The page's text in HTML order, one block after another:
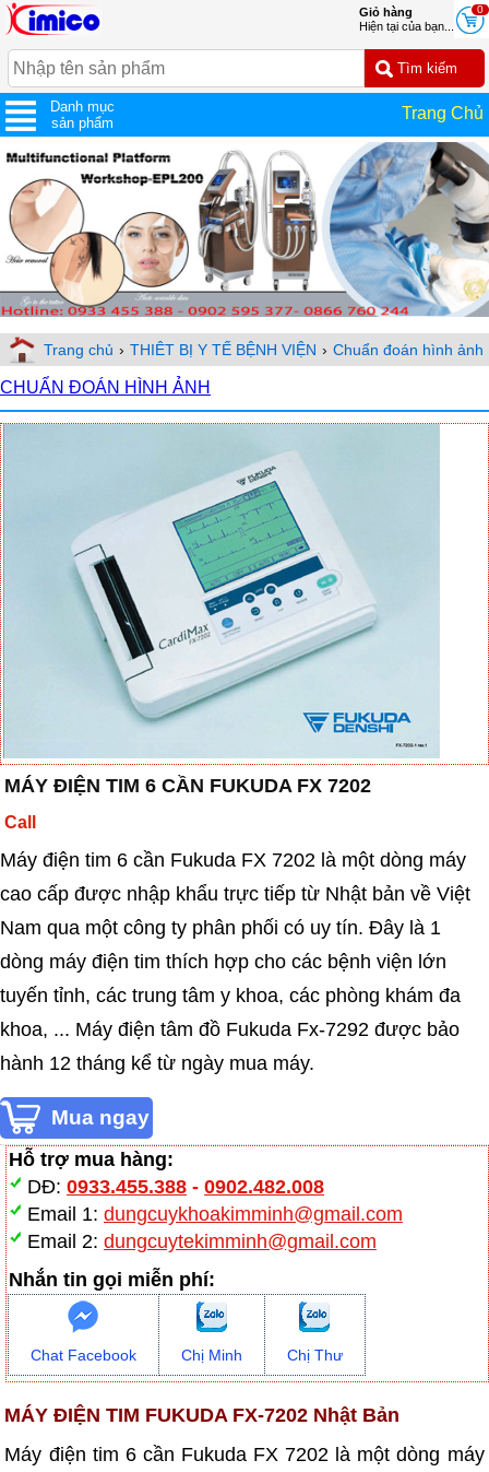
0
Giỏ hàng
Hiện tại của bạn...
Danh mục
sản phẩm
Trang Chủ
Trang chủ › THIÊT BỊ Y TẾ BỆNH VIỆN › Chuẩn đoán hình ảnh
CHUẨN ĐOÁN HÌNH ẢNH
MÁY ĐIỆN TIM 6 CẦN FUKUDA FX 7202
Call
Máy điện tim 6 cần Fukuda FX 7202 là một dòng máy
cao cấp được nhập khẩu trực tiếp từ Nhật bản về Việt
Nam qua một công ty phân phối có uy tín. Đây là 1
dòng máy điện tim thích hợp cho các bệnh viện lớn
tuyến tỉnh, các trung tâm y khoa, các phòng khám đa
khoa, ... Máy điện tâm đồ Fukuda Fx-7292 được bảo
hành 12 tháng kể từ ngày mua máy.
Hỗ trợ mua hàng:
DĐ: 0933.455.388- 0902.482.008
Email 1: dungcuykhoakimminh@gmail.com
Email 2: dungcuytekimminh@gmail.com
Nhắn tin gọi miễn phí:
Chat Facebook Chị Minh Chị Thư
MÁY ĐIỆN TIM FUKUDA FX-7202 Nhật Bản
Máy điện tim 6 cần Fukuda FX 7202 là một dòng máy